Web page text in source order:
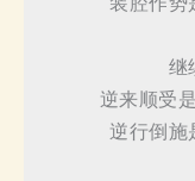
继
逆来顺受
逆行倒施